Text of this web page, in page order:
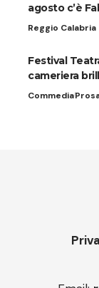
agosto c’è
Reggio Calabria
Festival
cameriera
Commedia